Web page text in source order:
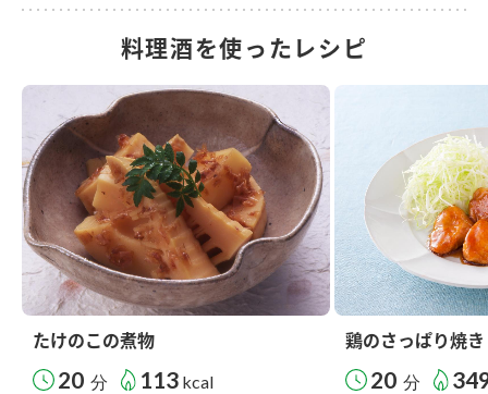
料理酒を使ったレシピ
たけのこの煮物
20 分 113 kcal
鶏のさっぱり焼き
20 分